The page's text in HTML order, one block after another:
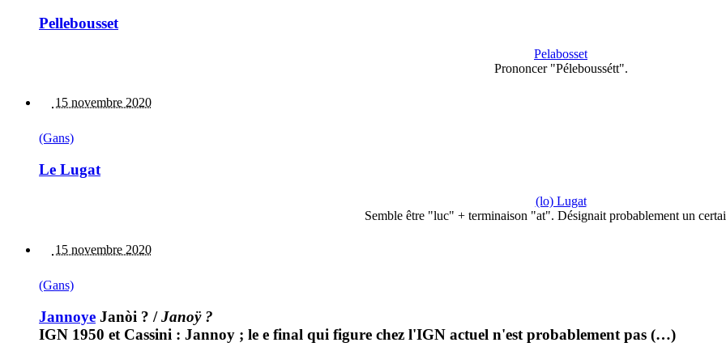
Pellebousset
Pelabosset
Prononcer "Péleboussétt".
15 novembre 2020
(Gans)
Le Lugat
(lo) Lugat
Semble être "luc" + terminaison "at". Désignait probablement un
15 novembre 2020
(Gans)
Jannoye Janòi ? /Janoÿ ?
IGN 1950 et Cassini : Jannoy ; le e final qui figure chez l'IGN actuel n'est probablement pas (…)